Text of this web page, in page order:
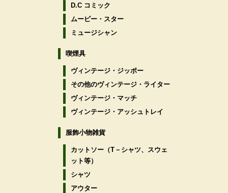
D.C コミック
ムービー・スター
ミュージシャン
喫煙具
ヴィンテージ・ジッポー
その他のヴィンテージ・ライター
ヴィンテージ・マッチ
ヴィンテージ・アッシュトレイ
服飾小物雑貨
カットソー（T－シャツ、スウェ
ット等）
シャツ
アウター